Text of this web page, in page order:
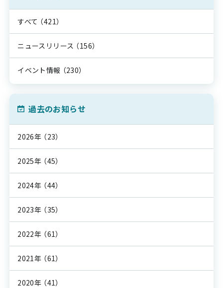
すべて （421）
ニュースリリース （156）
イベント情報 （230）
過去のお知らせ
2026年 （23）
2025年 （45）
2024年 （44）
2023年 （35）
2022年 （61）
2021年 （61）
2020年 （41）